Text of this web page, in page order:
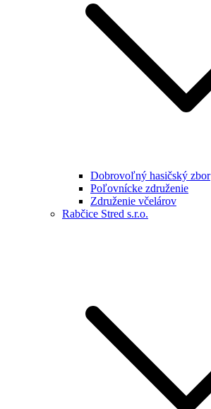
Dobrovoľný hasičský zbor
Poľovnícke združenie
Združenie včelárov
Rabčice Stred s.r.o.